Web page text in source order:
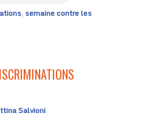
, semaine contre les
Salvioni